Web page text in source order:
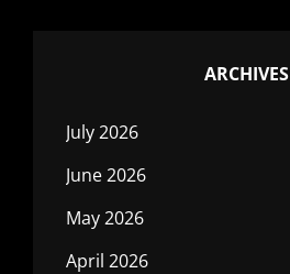
ARCHIVES
July 2026
June 2026
May 2026
April 2026